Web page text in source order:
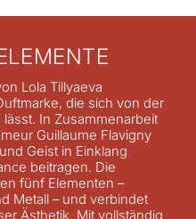
Lola Tillyaeva
die sich von der
In Zusammenarbeit
Guillaume Flavigny
Geist in Einklang
beitragen. Die
fünf Elementen –
Metall – und verbindet